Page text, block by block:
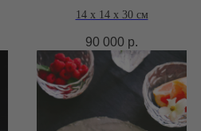
14 x 14 x 30 см
90 000 р.